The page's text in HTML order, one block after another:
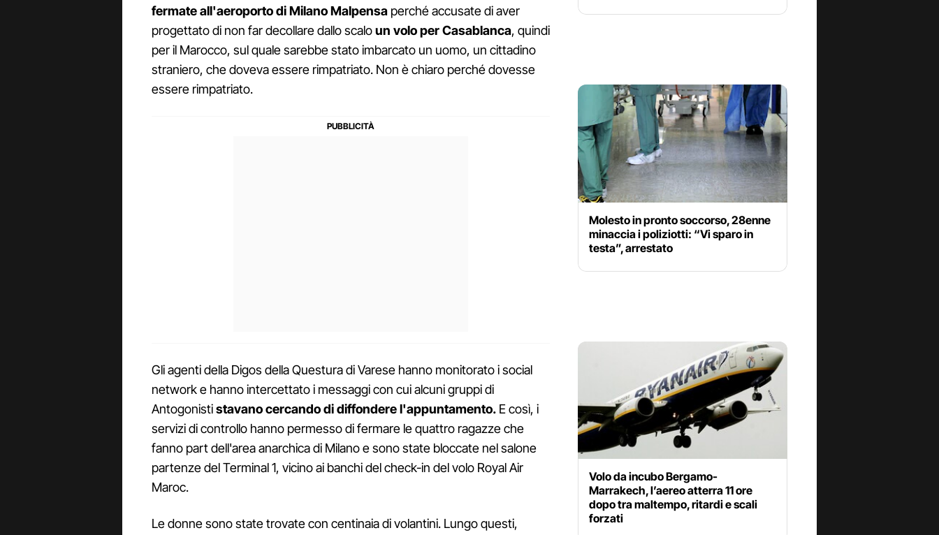
fermate all'aeroporto di Milano Malpensa perché accusate di aver
progettato di non far decollare dallo scaloun volo per Casablanca, quindi
per il Marocco, sul quale sarebbe stato imbarcato un uomo, un cittadino
straniero, che doveva essere rimpatriato. Non è chiaro perché dovesse
essere rimpatriato.
Gli agenti della Digos della Questura di Varese hanno monitorato i social
network e hanno intercettato i messaggi con cui alcuni gruppi di
Antogonististavano cercando di diffondere l'appuntamento. E così, i
servizi di controllo hanno permesso di fermare le quattro ragazze che
fanno part dell'area anarchica di Milano e sono state bloccate nel salone
partenze del Terminal 1, vicino ai banchi del check-in del volo Royal Air
Maroc.
Le donne sono state trovate con centinaia di volantini. Lungo questi,
Molesto in pronto soccorso, 28enne
minaccia i poliziotti: “Vi sparo in
testa”, arrestato
Volo da incubo Bergamo-
Marrakech, l’aereo atterra 11 ore
dopo tra maltempo, ritardi e scali
forzati